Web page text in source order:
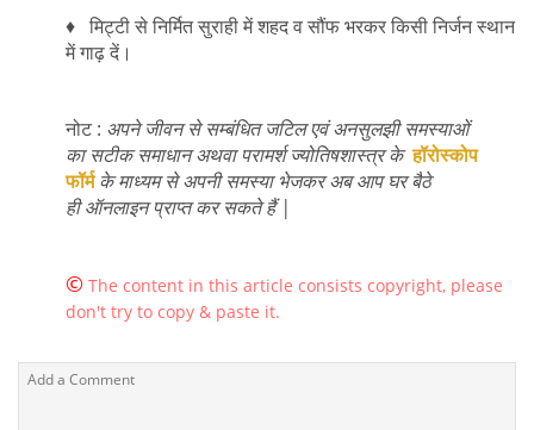
♦ मिट्टी से निर्मित सुराही में शहद व सौंफ भरकर किसी निर्जन स्थान
में गाढ़ दें।
नोट : अपने जीवन से सम्बंधित जटिल एवं अनसुलझी समस्याओं
का सटीक समाधान अथवा परामर्श ज्योतिषशास्त्र केहॉरोस्कोप
फॉर्म के माध्यम से अपनी समस्या भेजकर अब आप घर बैठे
ही ऑनलाइन प्राप्त कर सकते हैं |
© The content in this article consists copyright, please
don't try to copy & paste it.